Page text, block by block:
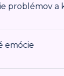
problémov
emócie